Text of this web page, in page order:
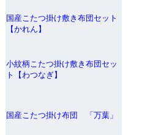
国産こたつ掛け敷き布団セット
【かれん】
小紋柄こたつ掛け敷き布団セッ
ト【わつなぎ】
国産こたつ掛け布団 「万葉」